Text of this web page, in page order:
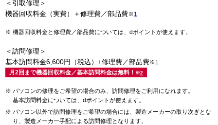
＜引取修理＞
機器回収料金（実費）＋修理費／部品費※1
機器回収料金と修理費／部品費については、dポイントが使えます。
＜訪問修理＞
基本訪問料金6,600円（税込）+修理費／部品費※1
月2回まで機器回収料金／基本訪問料金は無料！ ※2
パソコンの修理をご希望の場合のみ、訪問修理をご利用になれます。
基本訪問料金については、dポイントが使えます。
パソコン以外で訪問修理をご希望の場合には、製造メーカーの取り次ぎとな
り、製造メーカー手配による訪問修理となります。